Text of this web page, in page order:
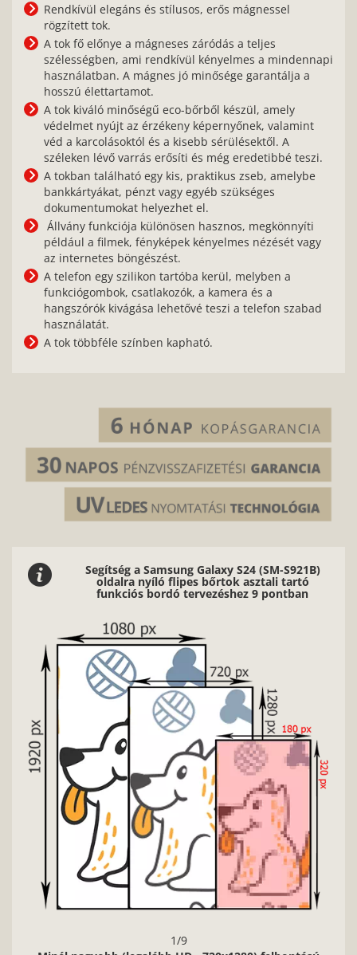
Rendkívül elegáns és stílusos, erős mágnessel
rögzített tok.
A tok fő előnye a mágneses záródás a teljes
szélességben, ami rendkívül kényelmes a mindennapi
használatban. A mágnes jó minősége garantálja a
hosszú élettartamot.
A tok kiváló minőségű eco-bőrből készül, amely
védelmet nyújt az érzékeny képernyőnek, valamint
véd a karcolásoktól és a kisebb sérülésektől. A
széleken lévő varrás erősíti és még eredetibbé teszi.
A tokban található egy kis, praktikus zseb, amelybe
bankkártyákat, pénzt vagy egyéb szükséges
dokumentumokat helyezhet el.
Állvány funkciója különösen hasznos, megkönnyíti
például a filmek, fényképek kényelmes nézését vagy
az internetes böngészést.
A telefon egy szilikon tartóba kerül, melyben a
funkciógombok, csatlakozók, a kamera és a
hangszórók kivágása lehetővé teszi a telefon szabad
használatát.
A tok többféle színben kapható.
Segítség a Samsung Galaxy S24 (SM-S921B)
oldalra nyíló flipes bőrtok asztali tartó
funkciós bordó tervezéshez 9 pontban
2/9
Nagyon fontos, hogy jó minőségű, éles kontúrokkal, jó
fényviszonyokkal rendelkező képeket használj.